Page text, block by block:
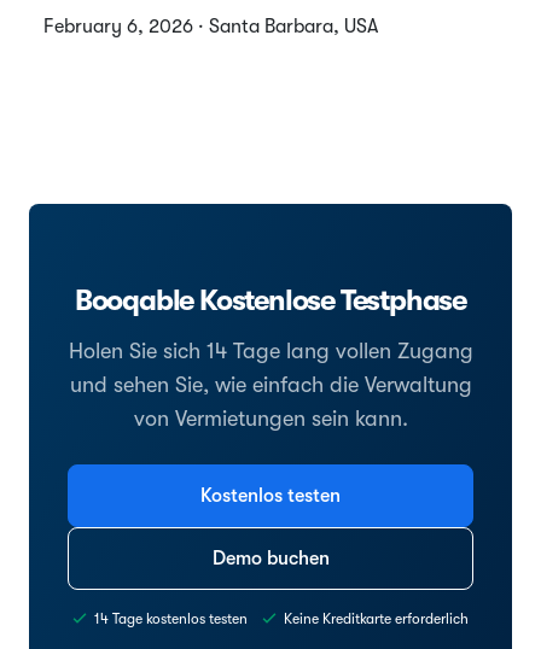
February 6, 2026 · Santa Barbara, USA
Booqable Kostenlose Testphase
Holen Sie sich 14 Tage lang vollen Zugang
und sehen Sie, wie einfach die Verwaltung
von Vermietungen sein kann.
Kostenlos testen
Demo buchen
14 Tage kostenlos testen Keine Kreditkarte erforderlich